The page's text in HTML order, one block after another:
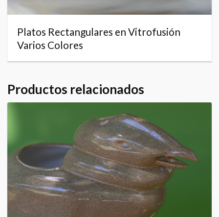
Platos Rectangulares en Vitrofusión
Varios Colores
Productos relacionados